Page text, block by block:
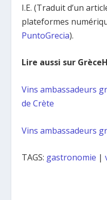
I.E. (Traduit d’un
plateformes
PuntoGrecia).
Lire aussi sur
Vins ambassadeurs
de Crète
Vins ambassadeurs
TAGS: gastronomie |